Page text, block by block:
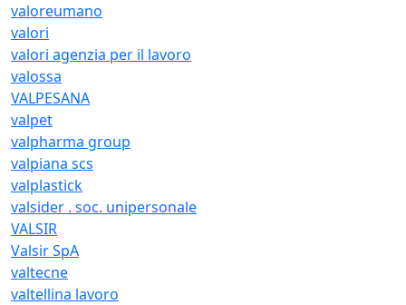
valoreumano
valori
valori agenzia per il lavoro
valossa
VALPESANA
valpet
valpharma group
valpiana scs
valplastick
valsider . soc. unipersonale
VALSIR
Valsir SpA
valtecne
valtellina lavoro